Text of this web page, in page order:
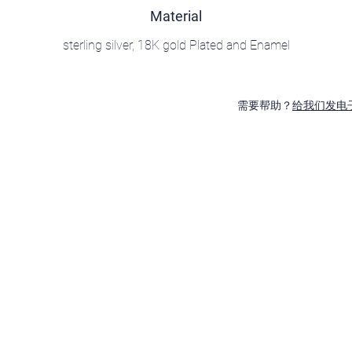
Material
sterling silver, 18K gold Plated and Enamel
需要帮助？给我们发电